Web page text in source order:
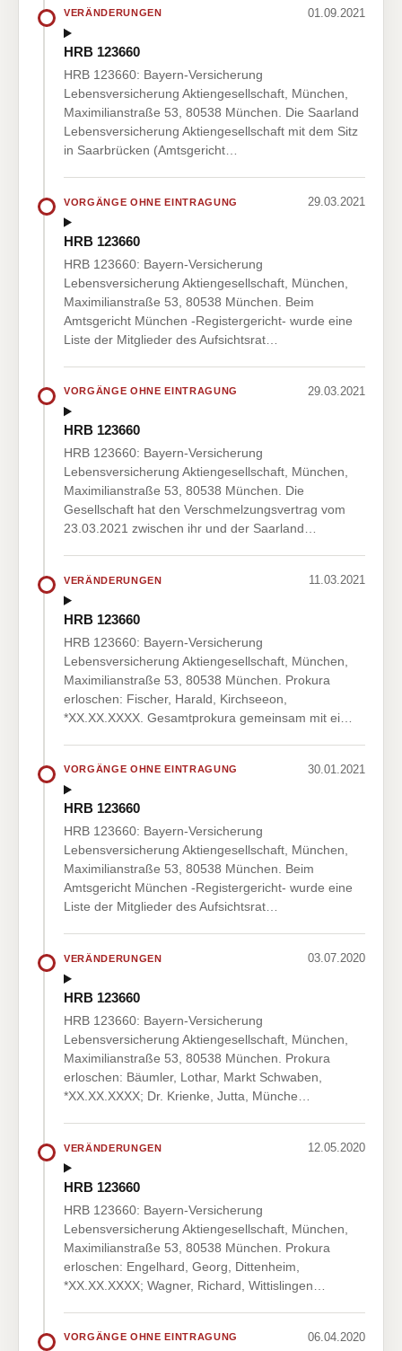
VERÄNDERUNGEN 01.09.2021
HRB 123660
HRB 123660: Bayern-Versicherung
Lebensversicherung Aktiengesellschaft, München,
Maximilianstraße 53, 80538 München. Die Saarland
Lebensversicherung Aktiengesellschaft mit dem Sitz
in Saarbrücken (Amtsgericht…
VORGÄNGE OHNE EINTRAGUNG 29.03.2021
HRB 123660
HRB 123660: Bayern-Versicherung
Lebensversicherung Aktiengesellschaft, München,
Maximilianstraße 53, 80538 München. Beim
Amtsgericht München -Registergericht- wurde eine
Liste der Mitglieder des Aufsichtsrat…
VORGÄNGE OHNE EINTRAGUNG 29.03.2021
HRB 123660
HRB 123660: Bayern-Versicherung
Lebensversicherung Aktiengesellschaft, München,
Maximilianstraße 53, 80538 München. Die
Gesellschaft hat den Verschmelzungsvertrag vom
23.03.2021 zwischen ihr und der Saarland…
VERÄNDERUNGEN 11.03.2021
HRB 123660
HRB 123660: Bayern-Versicherung
Lebensversicherung Aktiengesellschaft, München,
Maximilianstraße 53, 80538 München. Prokura
erloschen: Fischer, Harald, Kirchseeon,
*XX.XX.XXXX. Gesamtprokura gemeinsam mit ei…
VORGÄNGE OHNE EINTRAGUNG 30.01.2021
HRB 123660
HRB 123660: Bayern-Versicherung
Lebensversicherung Aktiengesellschaft, München,
Maximilianstraße 53, 80538 München. Beim
Amtsgericht München -Registergericht- wurde eine
Liste der Mitglieder des Aufsichtsrat…
VERÄNDERUNGEN 03.07.2020
HRB 123660
HRB 123660: Bayern-Versicherung
Lebensversicherung Aktiengesellschaft, München,
Maximilianstraße 53, 80538 München. Prokura
erloschen: Bäumler, Lothar, Markt Schwaben,
*XX.XX.XXXX; Dr. Krienke, Jutta, Münche…
VERÄNDERUNGEN 12.05.2020
HRB 123660
HRB 123660: Bayern-Versicherung
Lebensversicherung Aktiengesellschaft, München,
Maximilianstraße 53, 80538 München. Prokura
erloschen: Engelhard, Georg, Dittenheim,
*XX.XX.XXXX; Wagner, Richard, Wittislingen…
VORGÄNGE OHNE EINTRAGUNG 06.04.2020